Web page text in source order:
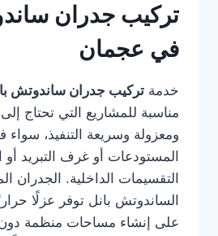
تركيب جدران
في عجمان
خدمة تركيب جدران ساندوتش
مناسبة للمشاريع التي تحتاج
ومعزولة وسريعة التنفيذ، سواء
المستودعات أو غرف التبريد أو
التقسيمات الداخلية. الجدران
الساندوتش بانل توفر عزلًا
على إنشاء مساحات منظمة دون